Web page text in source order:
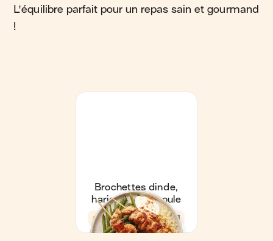
L'équilibre parfait pour un repas sain et gourmand
!